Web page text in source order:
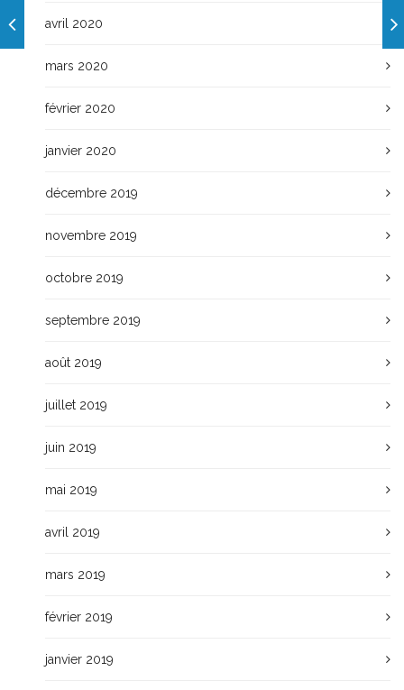
avril 2020
mars 2020
février 2020
janvier 2020
décembre 2019
novembre 2019
octobre 2019
septembre 2019
août 2019
juillet 2019
juin 2019
mai 2019
avril 2019
mars 2019
février 2019
janvier 2019